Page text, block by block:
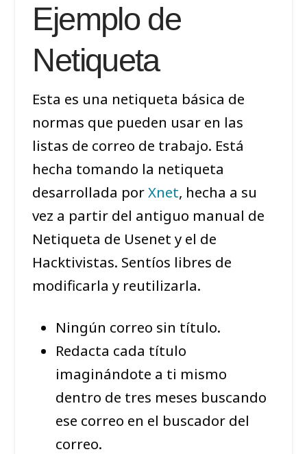
Ejemplo de
Netiqueta
Esta es una netiqueta básica de
normas que pueden usar en las
listas de correo de trabajo. Está
hecha tomando la netiqueta
desarrollada porXnet, hecha a su
vez a partir del antiguo manual de
Netiqueta de Usenet y el de
Hacktivistas. Sentíos libres de
modificarla y reutilizarla.
Ningún correo sin título.
Redacta cada título
imaginándote a ti mismo
dentro de tres meses buscando
ese correo en el buscador del
correo.